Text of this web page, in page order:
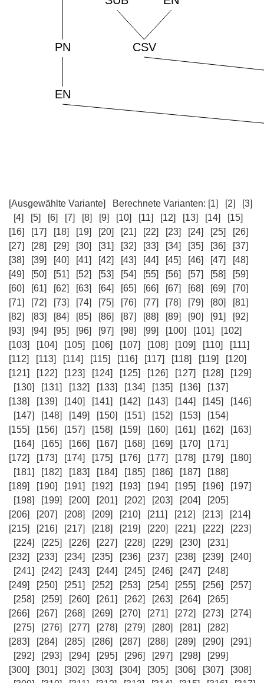
[Ausgewählte Variante] Berechnete Varianten: [1] [2]
[3]
[4]
[5] [6] [7] [8] [9] [10] [11] [12] [13] [14]
[15]
[16]
[17] [18] [19] [20] [21] [22] [23] [24] [25]
[26]
[27]
[28] [29] [30] [31] [32] [33] [34] [35] [36]
[37]
[38]
[39] [40] [41] [42] [43] [44] [45] [46] [47]
[48]
[49]
[50] [51] [52] [53] [54] [55] [56] [57] [58]
[59]
[60]
[61] [62] [63] [64] [65] [66] [67] [68] [69]
[70]
[71]
[72] [73] [74] [75] [76] [77] [78] [79] [80]
[81]
[82]
[83] [84] [85] [86] [87] [88] [89] [90] [91]
[92]
[93]
[94] [95] [96] [97] [98] [99] [100] [101]
[102]
[103]
[104] [105] [106] [107] [108] [109] [110]
[111]
[112]
[113] [114] [115] [116] [117] [118] [119]
[120]
[121]
[122] [123] [124] [125] [126] [127] [128]
[129]
[130]
[131] [132] [133] [134] [135] [136]
[137]
[138]
[139] [140] [141] [142] [143] [144] [145]
[146]
[147]
[148] [149] [150] [151] [152] [153]
[154]
[155]
[156] [157] [158] [159] [160] [161] [162]
[163]
[164]
[165] [166] [167] [168] [169] [170]
[171]
[172]
[173] [174] [175] [176] [177] [178] [179]
[180]
[181]
[182] [183] [184] [185] [186] [187]
[188]
[189]
[190] [191] [192] [193] [194] [195] [196]
[197]
[198]
[199] [200] [201] [202] [203] [204]
[205]
[206]
[207] [208] [209] [210] [211] [212] [213]
[214]
[215]
[216] [217] [218] [219] [220] [221] [222]
[223]
[224]
[225] [226] [227] [228] [229] [230]
[231]
[232]
[233] [234] [235] [236] [237] [238] [239]
[240]
[241]
[242] [243] [244] [245] [246] [247]
[248]
[249]
[250] [251] [252] [253] [254] [255] [256]
[257]
[258]
[259] [260] [261] [262] [263] [264]
[265]
[266]
[267] [268] [269] [270] [271] [272] [273]
[274]
[275]
[276] [277] [278] [279] [280] [281]
[282]
[283]
[284] [285] [286] [287] [288] [289] [290]
[291]
[292]
[293] [294] [295] [296] [297] [298]
[299]
[300]
[301] [302] [303] [304] [305] [306] [307]
[308]